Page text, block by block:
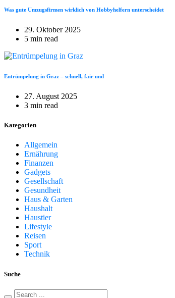
Was gute Umzugsfirmen wirklich von Hobbyhelfern unterscheidet
29. Oktober 2025
5 min read
Entrümpelung in Graz – schnell, fair und
27. August 2025
3 min read
Kategorien
Allgemein
Ernährung
Finanzen
Gadgets
Gesellschaft
Gesundheit
Haus & Garten
Haushalt
Haustier
Lifestyle
Reisen
Sport
Technik
Suche